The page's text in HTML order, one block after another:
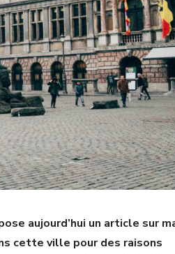
aujourd’hui un article sur
cette ville pour des raisons